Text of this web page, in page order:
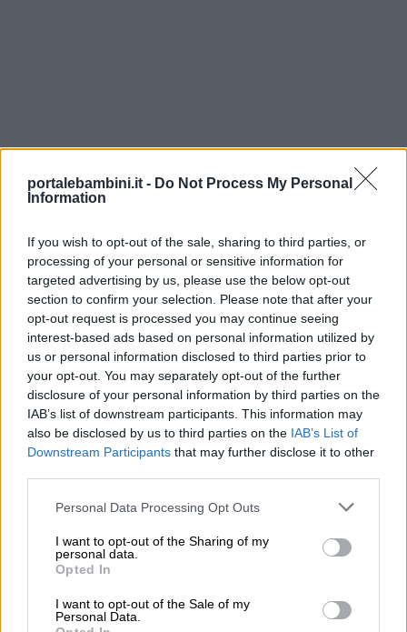
portalebambini.it - Do Not Process My Personal
Information
If you wish to opt-out of the sale, sharing to third parties, or
processing of your personal or sensitive information for
targeted advertising by us, please use the below opt-out
section to confirm your selection. Please note that after your
opt-out request is processed you may continue seeing
interest-based ads based on personal information utilized by
us or personal information disclosed to third parties prior to
your opt-out. You may separately opt-out of the further
disclosure of your personal information by third parties on the
IAB’s list of downstream participants. This information may
also be disclosed by us to third parties on the IAB’s List of
Downstream Participants that may further disclose it to other
Personal Data Processing Opt Outs
I want to opt-out of the Sharing of my
personal data.
Opted In
I want to opt-out of the Sale of my
Personal Data.
Vi piacciono queste immagini? Scoprite anche
la sezione “Buongiorno con Cuorfolletto“:
troverete centinaia di cartoline illustrate,
buongiorno ai vostri amici e alle persone
speciali.